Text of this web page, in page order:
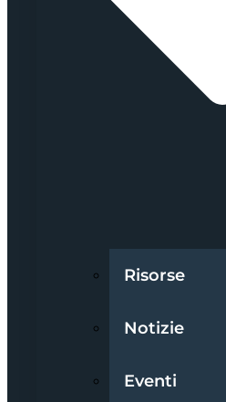
Risorse
Notizie
Eventi